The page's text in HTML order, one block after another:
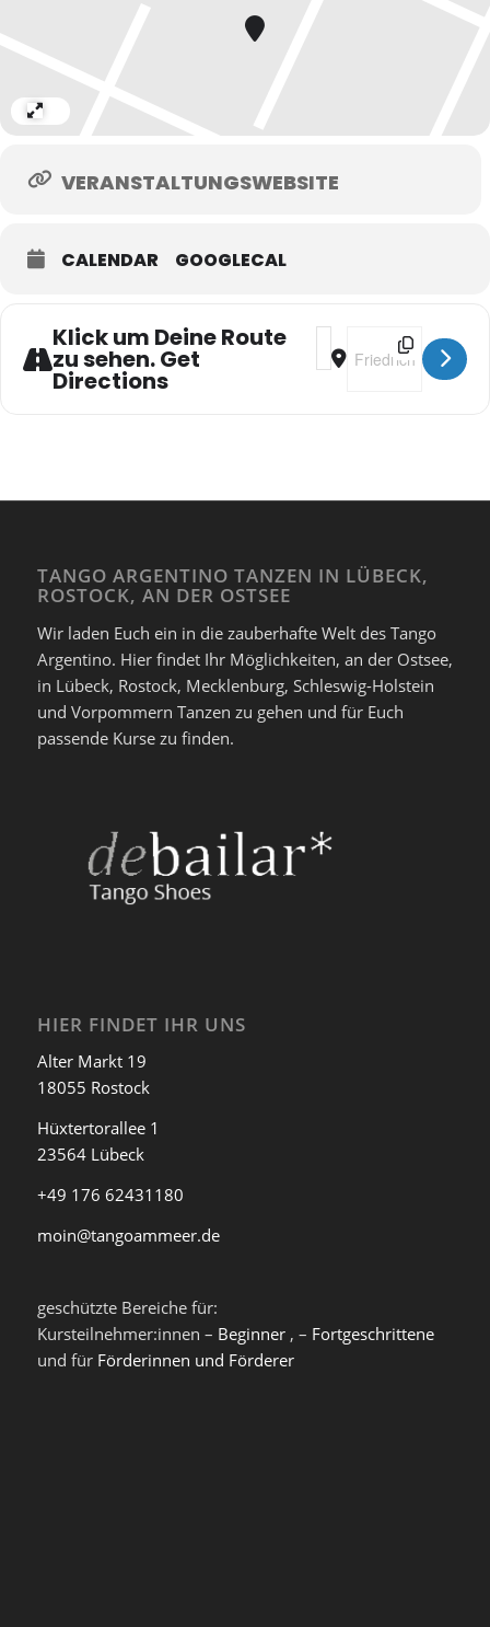
VERANSTALTUNGSWEBSITE
CALENDAR GOOGLECAL
Klick um Deine Route
zu sehen. Get
Directions
Address - Cafecito
Destination
TANGO ARGENTINO TANZEN IN LÜBECK,
ROSTOCK, AN DER OSTSEE
Wir laden Euch ein in die zauberhafte Welt des Tango
Argentino. Hier findet Ihr Möglichkeiten, an der Ostsee,
in Lübeck, Rostock, Mecklenburg, Schleswig-Holstein
und Vorpommern Tanzen zu gehen und für Euch
passende Kurse zu finden.
HIER FINDET IHR UNS
Alter Markt 19
18055 Rostock
Hüxtertorallee 1
23564 Lübeck
+49 176 62431180
moin@tangoammeer.de
geschützte Bereiche für:
Kursteilnehmer:innen – Beginner, – Fortgeschrittene
und für Förderinnen und Förderer